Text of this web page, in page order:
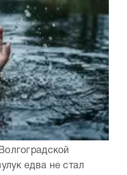
едва не стал